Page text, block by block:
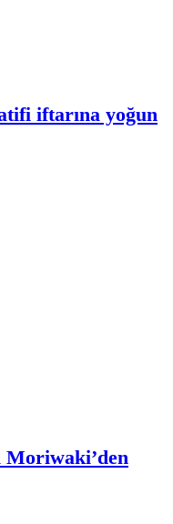
iftarına yoğun
Moriwaki’den